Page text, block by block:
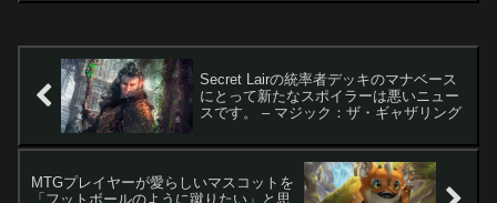
Secret Lairの統率者デッキのマナベース
にとって新たなスポイラーは悪いニュー
スです。 – マジック：ザ・ギャザリング
MTGプレイヤーが愛らしいマスコットを
「フットボールのように蹴りたい」と思